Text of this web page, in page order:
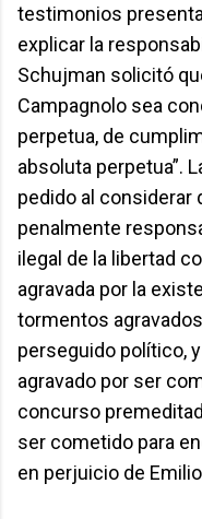
testimonios
explicar la
Schujman solicitó
Campagnolo sea
perpetua, de
absoluta perpetua”.
pedido al considerar
penalmente
ilegal de la libertad
agravada por la
tormentos
perseguido político,
agravado por ser
concurso
ser cometido para
en perjuicio de